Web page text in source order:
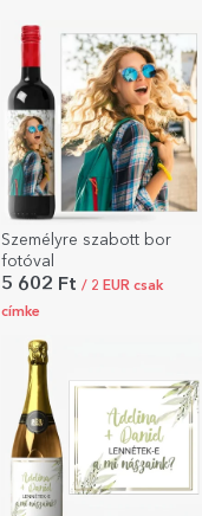
Személyre szabott bor
fotóval
5 602 Ft / 2 EUR csak
címke